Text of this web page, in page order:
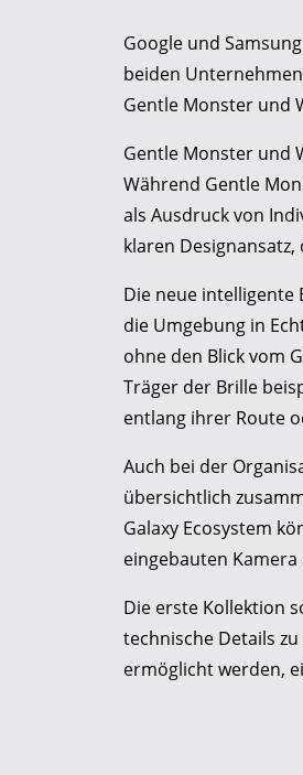
Google und
beiden
Gentle Monster und
Gentle Monster und
Während Gentle
als Ausdruck von
klaren
Die neue intelligente
die Umgebung in
ohne den Blick vom
Träger der Brille
entlang ihrer Route
Auch bei der
übersichtlich
Galaxy Ecosystem
eingebauten
Die erste Kollektion
technische Details
ermöglicht werden,